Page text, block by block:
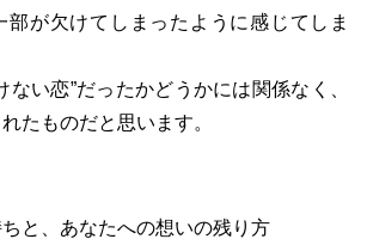
部が欠けてしまったように感じてしま
ない恋”だったかどうかには関係なく、
たものだと思います。
ちと、あなたへの想いの残り方